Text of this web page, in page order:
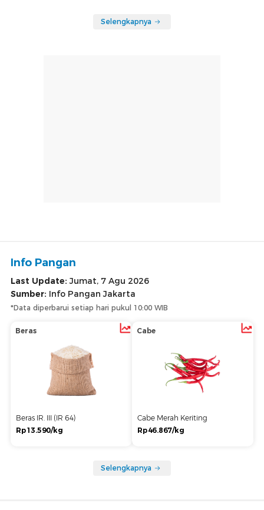
Selengkapnya
Info Pangan
Last Update:Jumat, 7 Agu 2026
Sumber: Info Pangan Jakarta
*Data diperbarui setiap hari pukul 10:00 WIB
Beras
Beras IR. III (IR 64)
Rp13.590/kg
Cabe
Cabe Merah Keriting
Rp46.867/kg
Selengkapnya